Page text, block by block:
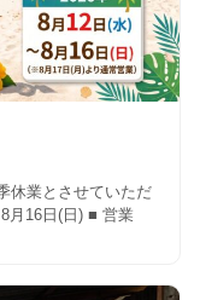
休業とさせていただ
月16日(日) ■ 営業